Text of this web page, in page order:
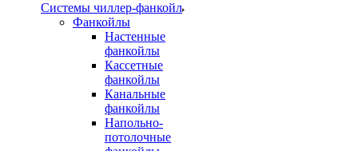
Системы чиллер-фанкойл
Фанкойлы
Настенные
фанкойлы
Кассетные
фанкойлы
Канальные
фанкойлы
Напольно-
потолочные